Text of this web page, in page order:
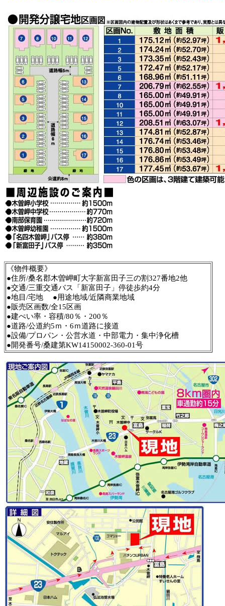
《物件概要》
●住所/桑名郡木曽岬町大字新富田子三の割327番地2他
●交通/三重交通バス「新富田子」停徒歩約4分
●地目/宅地 ●用途地域/近隣商業地域
●販売区画数/全15区画
●建ぺい率・容積/80％・200％
●道路/公道約5ｍ・6ｍ道路に接道
●設備/プロパン・公営水道・中部電力・集中浄化槽
●開発番号/桑建第KW14150002-360-01号